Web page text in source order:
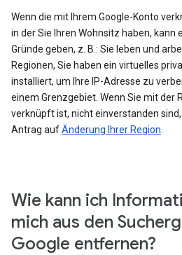
Wenn die mit Ihrem Google-Konto
in der Sie Ihren Wohnsitz haben, kann
Gründe geben, z. B.: Sie leben und
Regionen, Sie haben ein virtuelles
installiert, um Ihre IP-Adresse zu
einem Grenzgebiet. Wenn Sie mit der
verknüpft ist, nicht einverstanden
Antrag aufÄnderung Ihrer Region
Wie kann ich
mich aus den
Google entfernen?